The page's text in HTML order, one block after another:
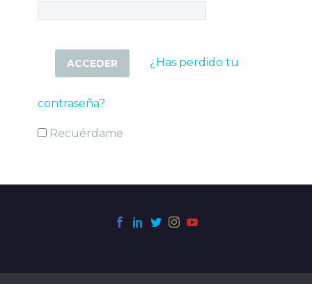
¿Has perdido tu
contraseña?
Recuérdame